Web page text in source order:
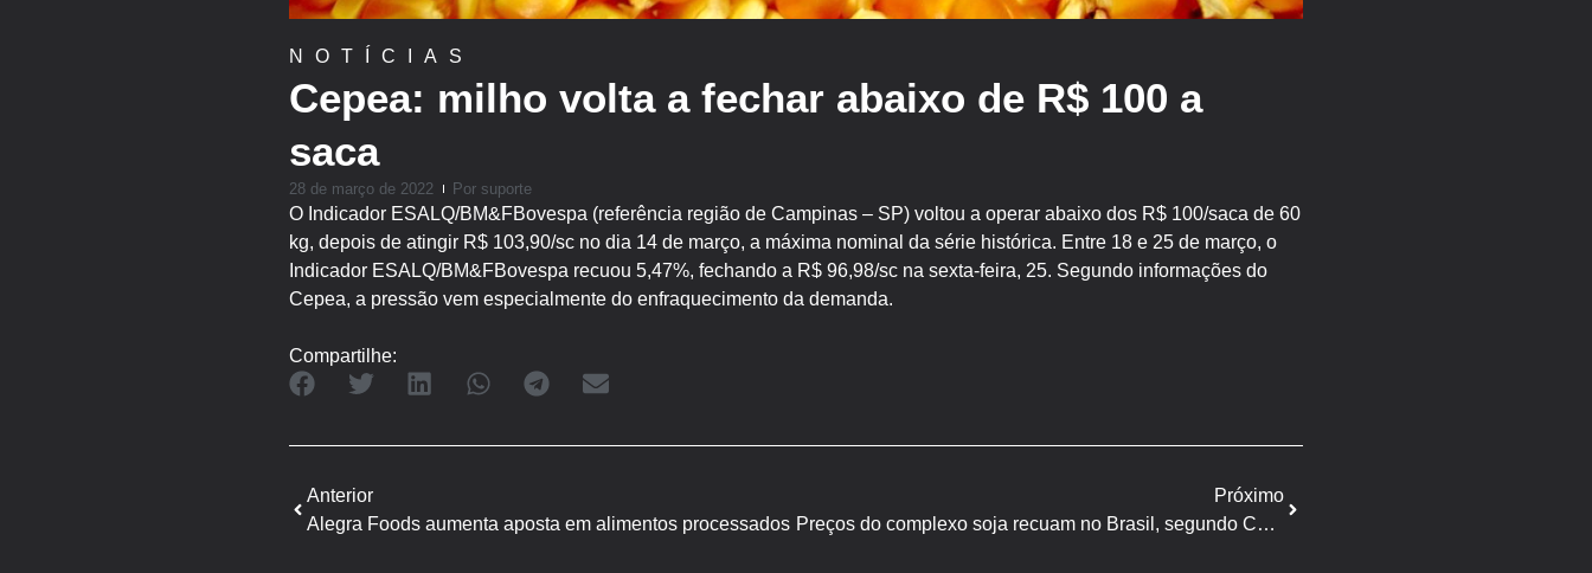
NOTÍCIAS
Cepea: milho volta a fechar abaixo de R$ 100 a
saca
28 de março de 2022 Por suporte
O Indicador ESALQ/BM&FBovespa (referência região de Campinas – SP) voltou a operar abaixo dos R$ 100/saca de 60
kg, depois de atingir R$ 103,90/sc no dia 14 de março, a máxima nominal da série histórica. Entre 18 e 25 de março, o
Indicador ESALQ/BM&FBovespa recuou 5,47%, fechando a R$ 96,98/sc na sexta-feira, 25. Segundo informações do
Cepea, a pressão vem especialmente do enfraquecimento da demanda.
Compartilhe:
Anterior
Alegra Foods aumenta aposta em alimentos processados
Próximo
Preços do complexo soja recuam no Brasil, segundo Cepea